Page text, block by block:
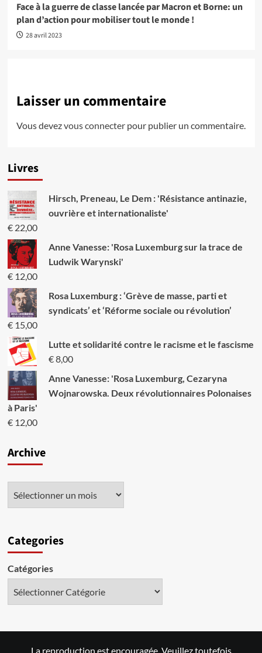
Face à la guerre de classe lancée par Macron et Borne: un
plan d’action pour mobiliser tout le monde !
28 avril 2023
Laisser un commentaire
Vous devezvous connecterpour publier un commentaire.
Livres
Hirsch, Preneau, Le Dem : 'Résistance antinazie,
ouvrière et internationaliste'
€22,00
Anne Vanesse: 'Rosa Luxemburg sur la trace de
Ludwik Warynski'
€12,00
Rosa Luxemburg : ‘Grève de masse, parti et
syndicats’ et ‘Réforme sociale ou révolution’
€15,00
Lutte et solidarité contre le racisme et le fascisme
€8,00
Anne Vanesse: 'Rosa Luxemburg, Cezaryna
Wojnarowska. Deux révolutionnaires Polonaises
à Paris'
€12,00
Archive
Categories
Catégories
La reproduction est encouragée. Veuillez toutefois